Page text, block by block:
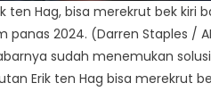
ten Hag, bisa merekrut bek kiri
2024. (Darren Staples /
sudah menemukan
Erik ten Hag bisa merekrut